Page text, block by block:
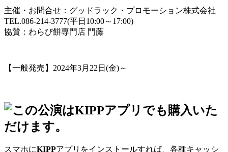
主催・お問合せ：グッドラック・プロモーション株式会社
TEL.086-214-3777(平日10:00～17:00)
協賛：わらび餅専門店 門藤
【一般発売】2024年3月22日(金)～
スマホにKIPPアプリをインストールすれば、各種キャッシ